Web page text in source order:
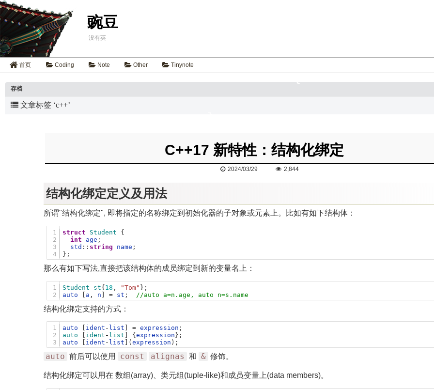
豌豆
没有荚
首页 Coding Note Other Tinynote
存档
文章标签 ‘c++’
C++17 新特性：结构化绑定
2024/03/29 2,844
结构化绑定定义及用法
所谓"结构化绑定", 即将指定的名称绑定到初始化器的子对象或元素上。比如有如下结构体：
1
2
3
4
struct Student
{
int
age ;
std : : string name ;
} ;
那么有如下写法,直接把该结构体的成员绑定到新的变量名上：
1
2
Student st{18 , "Tom" } ;
auto
[ a , n ] = st ; //auto a=n.age, auto n=s.name
结构化绑定支持的方式：
1
2
3
auto ident - list = expression ;
auto
ident - list { expression } ;
auto
ident - list ( expression ) ;
auto 前后可以使用 const alignas 和 & 修饰。
结构化绑定可以用在 数组(array)、类元组(tuple-like)和成员变量上(data members)。